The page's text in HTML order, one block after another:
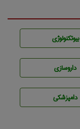
بيوتكنولوژی
داروسازی
دامپزشكی